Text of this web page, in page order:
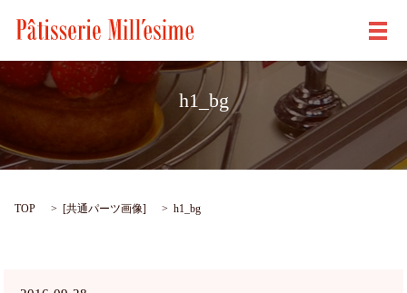
メ
h1_bg
TOP [共通パーツ画像] h1_bg